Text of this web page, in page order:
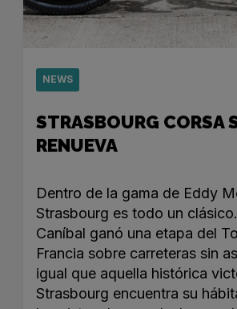
NEWS
STRASBOURG CORSA
RENUEVA
Dentro de la gama de Eddy
Strasbourg es todo un clásico.
Caníbal ganó una etapa del
Francia sobre carreteras sin
igual que aquella histórica
Strasbourg encuentra su